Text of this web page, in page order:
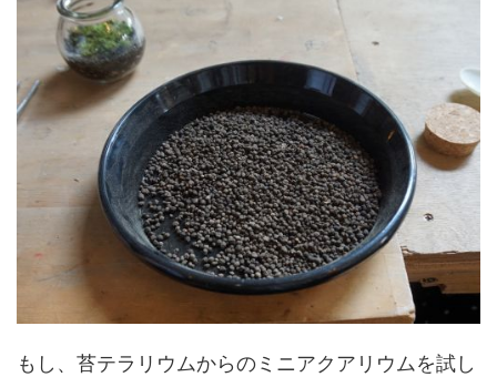
もし、苔テラリウムからのミニアクアリウムを試し